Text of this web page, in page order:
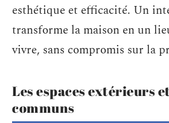
esthétique et efficacité. Un
transforme la maison en un
vivre, sans compromis sur la
Les espaces extérieurs
communs